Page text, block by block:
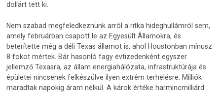
dollárt tett ki.
Nem szabad megfeledkeznünk arról a ritka hideghullámról sem,
amely februárban csapott le az Egyesült Államokra, és
beterítette még a déli Texas államot is, ahol Houstonban mínusz
8 fokot mértek. Bár hasonló fagy évtizedenként egyszer
jellemző Texasra, az állam energiahálózata, infrastruktúrája és
épületei nincsenek felkészülve ilyen extrém terhelésre. Milliók
maradtak napokig áram nélkül. A károk értéke harmincmilliárd